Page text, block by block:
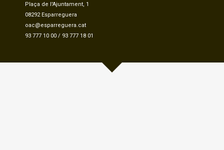
Plaça de l'Ajuntament, 1
08292 Esparreguera
oac@esparreguera.cat
93 777 10 00 / 93 777 18 01